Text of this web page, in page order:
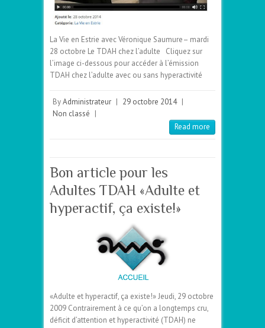
La Vie en Estrie avec Véronique Saumure– mardi
28 octobre Le TDAH chez l’adulte Cliquez sur
l’image ci-dessous pour accéder à l’émission
TDAH chez l’adulte avec ou sans hyperactivité
ByAdministrateur | 29 octobre 2014 |
Non classé |
Read more
Bon article pour les
Adultes TDAH «Adulte et
hyperactif, ça existe!»
«Adulte et hyperactif, ça existe!» Jeudi, 29 octobre
2009 Contrairement à ce qu’on a longtemps cru,
déficit d’attention et hyperactivité (TDAH) ne